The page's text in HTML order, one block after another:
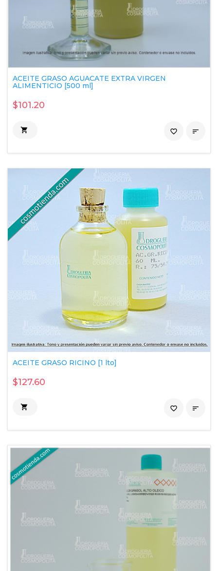
ACEITE GRASO AGUACATE EXTRA VIRGEN
ALIMENTICIO [500 ml]
$101.20
 
favorite_border
ACEITE GRASO RICINO [1 lto]
$127.60
 
favorite_border